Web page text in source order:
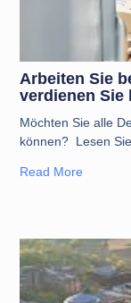
Arbeiten Sie
verdienen Sie
Möchten Sie alle
können? Lesen
Read More